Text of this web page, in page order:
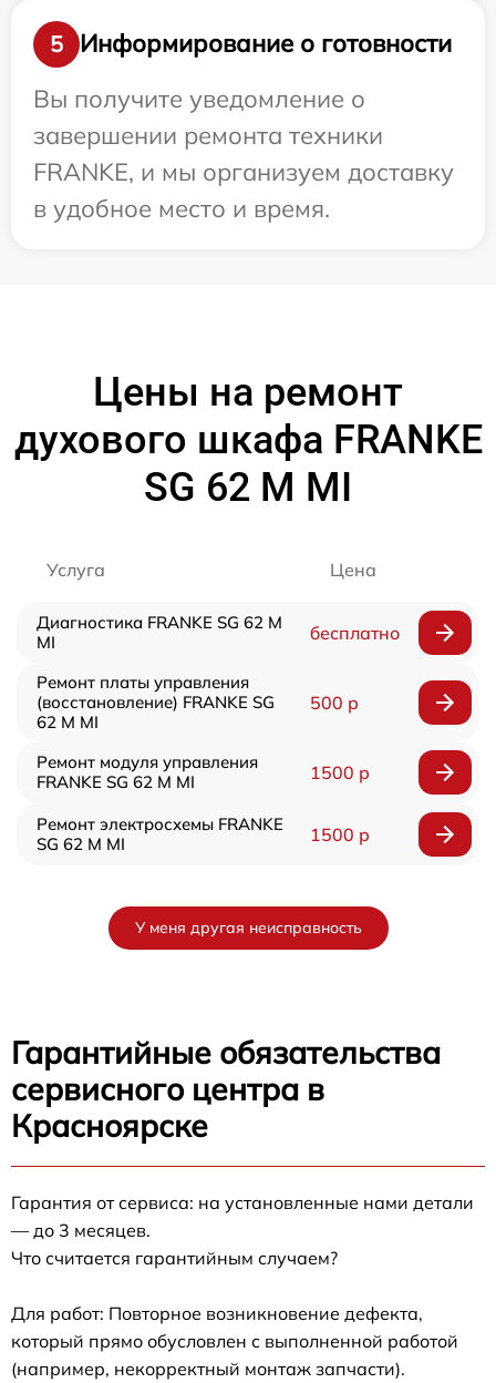
5
Информирование о готовности
Вы получите уведомление о
завершении ремонта техники
FRANKE, и мы организуем доставку
в удобное место и время.
Цены на ремонт
духового шкафа FRANKE
SG 62 M MI
Услуга Цена
Диагностика FRANKE SG 62 M
MI
бесплатно
Ремонт платы управления
(восстановление) FRANKE SG
62 M MI
500 р
Ремонт модуля управления
FRANKE SG 62 M MI
1500 р
Ремонт электросхемы FRANKE
SG 62 M MI
1500 р
У меня другая неисправность
Гарантийные обязательства
сервисного центра в
Красноярске
Гарантия от сервиса: на установленные нами детали
— до 3 месяцев.
Что считается гарантийным случаем?
Для работ: Повторное возникновение дефекта,
который прямо обусловлен с выполненной работой
(например, некорректный монтаж запчасти).